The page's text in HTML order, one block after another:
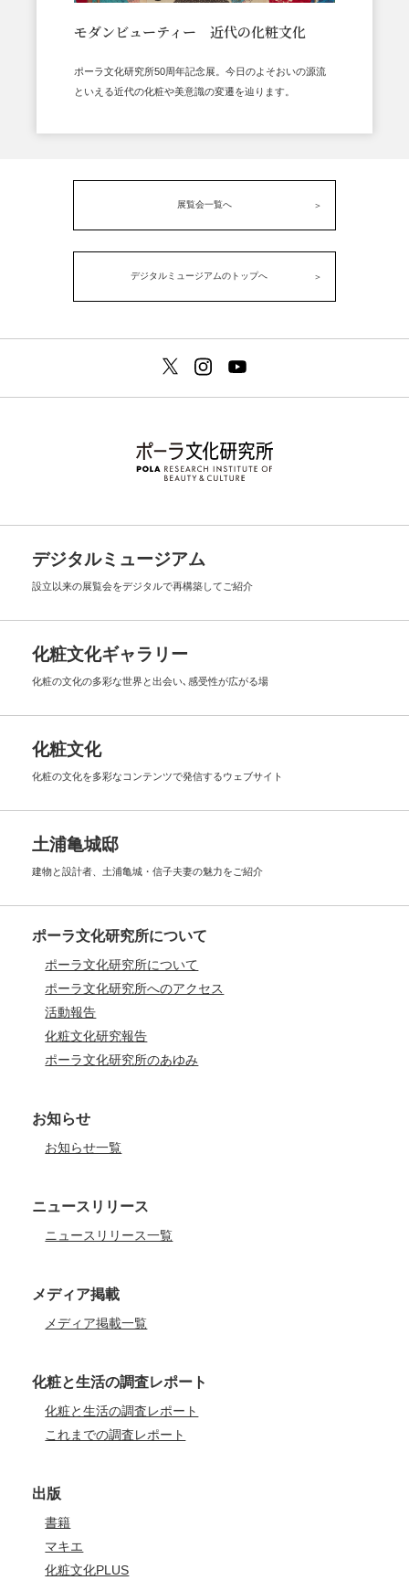
モダンビューティー 近代の化粧文化
ポーラ文化研究所50周年記念展。今日のよそおいの源流
といえる近代の化粧や美意識の変遷を辿ります。
展覧会一覧へ
デジタルミュージアムのトップへ
デジタルミュージアム
設立以来の展覧会をデジタルで再構築してご紹介
化粧文化ギャラリー
化粧の文化の多彩な世界と出会い､ 感受性が広がる場
化粧文化
化粧の文化を多彩なコンテンツで発信するウェブサイト
土浦亀城邸
建物と設計者、土浦亀城・信子夫妻の魅力をご紹介
ポーラ文化研究所について
ポーラ文化研究所について
ポーラ文化研究所へのアクセス
活動報告
化粧文化研究報告
ポーラ文化研究所のあゆみ
お知らせ
お知らせ一覧
ニュースリリース
ニュースリリース一覧
メディア掲載
メディア掲載一覧
化粧と生活の調査レポート
化粧と生活の調査レポート
これまでの調査レポート
出版
書籍
マキエ
化粧文化PLUS